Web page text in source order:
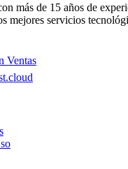
más de 15 años de
mejores servicios
Ventas